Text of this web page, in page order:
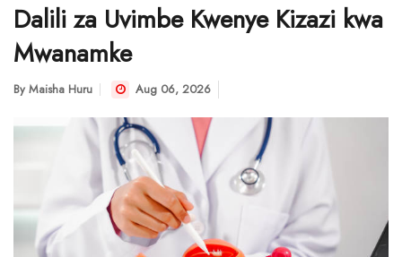
Dalili za Uvimbe Kwenye Kizazi kwa
Mwanamke
By Maisha Huru Aug 06, 2026